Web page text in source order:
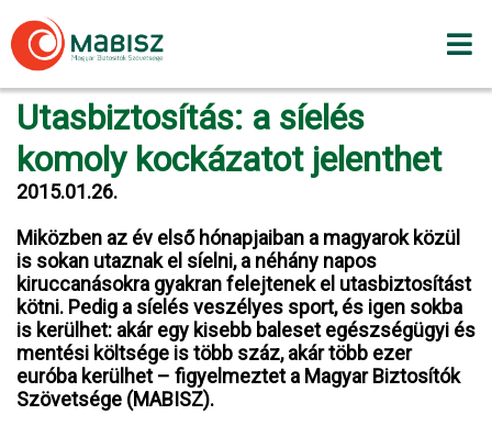
to
content
Utasbiztosítás: a síelés
komoly kockázatot jelenthet
2015.01.26.
Miközben az év első hónapjaiban a magyarok közül
is sokan utaznak el síelni, a néhány napos
kiruccanásokra gyakran felejtenek el utasbiztosítást
kötni. Pedig a síelés veszélyes sport, és igen sokba
is kerülhet: akár egy kisebb baleset egészségügyi és
mentési költsége is több száz, akár több ezer
euróba kerülhet – figyelmeztet a Magyar Biztosítók
Szövetsége (MABISZ).